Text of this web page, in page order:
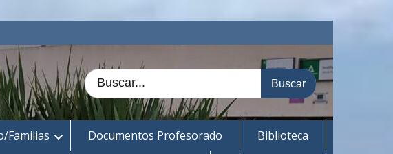
Buscar:
Familias Documentos Profesorado
Biblioteca